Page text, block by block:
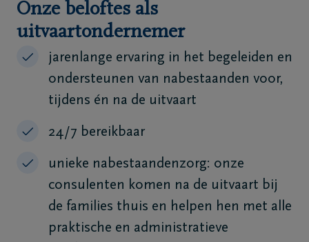
Onze beloftes als
uitvaartondernemer
jarenlange ervaring in het begeleiden en
ondersteunen van nabestaanden voor,
tijdens én na de uitvaart
24/7 bereikbaar
unieke nabestaandenzorg: onze
consulenten komen na de uitvaart bij
de families thuis en helpen hen met alle
praktische en administratieve